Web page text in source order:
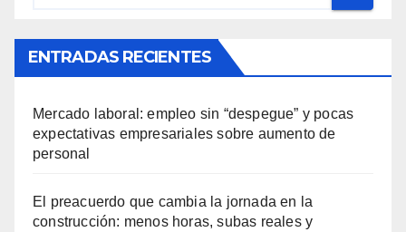
ENTRADAS RECIENTES
Mercado laboral: empleo sin “despegue” y pocas
expectativas empresariales sobre aumento de
personal
El preacuerdo que cambia la jornada en la
construcción: menos horas, subas reales y